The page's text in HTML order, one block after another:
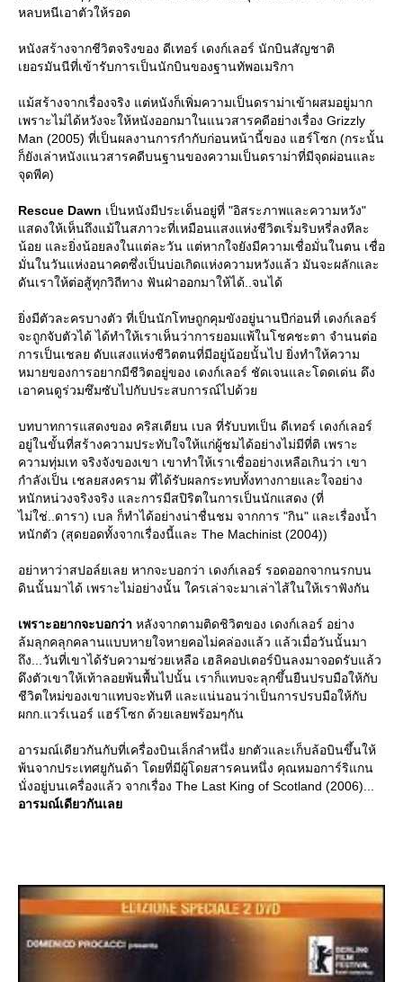
หลบหนีเอาตัวให้รอด
หนังสร้างจากชีวิตจริงของ ดีเทอร์ เดงก์เลอร์ นักบินสัญชาติ
เยอรมันนีที่เข้ารับการเป็นนักบินของฐานทัพอเมริกา
ม้สร้างจากเรื่องจริง แต่หนังก็เพิ่มความเป็นดราม่าเข้าผสมอยู่มาก
เพราะไม่ได้หวังจะให้หนังออกมาในแนวสารคดีอย่างเรื่อง Grizzly
Man (2005) ที่เป็นผลงานการกำกับก่อนหน้านี้ของ แฮร์โซก (กระนั้น
ก็ยังเล่าหนังแนวสารคดีบนฐานของความเป็นดราม่าที่มีจุดผ่อนและ
จุดพีค)
Rescue Dawn เป็นหนังมีประเด็นอยู่ที่ "อิสระภาพและความหวัง"
สดงให้เห็นถึงแม้ในสภาวะที่เหมือนแสงแห่งชีวิตเริ่มริบหรี่ลงทีละ
น้อย และยิ่งน้อยลงในแต่ละวัน แต่หากใจยังมีความเชื่อมั่นในตน เชื่อ
มั่นในวันแห่งอนาคตซึ่งเป็นบ่อเกิดแห่งความหวังแล้ว มันจะผลักและ
ดันเราให้ต่อสู้ทุกวิถีทาง ฟันฝ่าออกมาให้ได้..จนได้
ิ่งมีตัวละครบางตัว ที่เป็นนักโทษถูกคุมขังอยู่นานปีก่อนที่ เดงก์เลอร์
จะถูกจับตัวได้ ได้ทำให้เราเห็นว่าการยอมแพ้ในโชคชะตา จำนนต่อ
การเป็นเชลย ดับแสงแห่งชีวิตตนที่มีอยู่น้อยนั้นไป ยิ่งทำให้ความ
หมายของการอยากมีชีวิตอยู่ของ เดงก์เลอร์ ชัดเจนและโดดเด่น ดึง
เอาคนดูร่วมซึมซับไปกับประสบการณ์ไปด้ว
บทบาทการแสดงของ คริสเตียน เบล ที่รับบทเป็น ดีเทอร์ เดงก์เลอร์
อยู่ในขั้นที่สร้างความประทับใจให้แก่ผู้ชมได้อย่างไม่มีที่ติ เพราะ
ความทุ่มเท จริงจังของเขา เขาทำให้เราเชื่ออย่างเหลือเกินว่า เขา
กำลังเป็น เชลยสงคราม ที่ได้รับผลกระทบทั้งทางกายและใจอย่าง
หนักหน่วงจริงจริง และการมีสปิริตในการเป็นนักแสดง (ที่
ไม่ใช่..ดารา) เบล ก็ทำได้อย่างน่าชื่นชม จากการ "กิน" และเรื่องน้ำ
หนักตัว (สุดยอดทั้งจากเรื่องนี้และ The Machinist (2004))
อย่าหาว่าสปอล์ยเลย หากจะบอกว่า เดงก์เลอร์ รอดออกจากนรกบน
ดินนั้นมาได้ เพราะไม่อย่างนั้น ใครเล่าจะมาเล่าไส้ในให้เราฟังกัน
เพราะอยากจะบอกว่า หลังจากตามติดชิวิตของ เดงก์เลอร์ อย่าง
ล้มลุกคลุกคลานแบบหายใจหายคอไม่คล่องแล้ว แล้วเมื่อวันนั้นมา
ถึง...วันที่เขาได้รับความช่วยเหลือ เฮลิคอปเตอร์บินลงมาจอดรับแล้ว
ดึงตัวเขาให้เท้าลอยพ้นพื้นไปนั้น เราก็แทบจะลุกขึ้นยืนปรบมือให้กับ
ชีวิตใหม่ของเขาแทบจะทันที และแน่นอนว่าเป็นการปรบมือให้กับ
ผกก.แวร์เนอร์ แฮร์โซก ด้วยเลยพร้อมๆกัน
อารมณ์เดียวกันกับที่เครื่องบินเล็กลำหนึ่ง ยกตัวและเก็บล้อบินขึ้นให้
พ้นจากประเทศยูกันด้า โดยที่มีผู้โดยสารคนหนึ่ง คุณหมอการ์ริแกน
นั่งอยู่บนเครื่องแล้ว จากเรื่อง The Last King of Scotland (2006)...
อารมณ์เดียวกันเล